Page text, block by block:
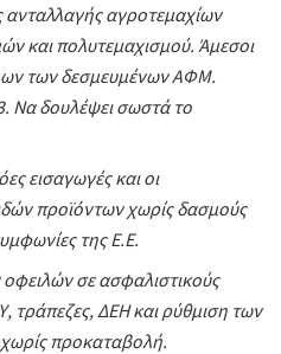
ανταλλαγής αγροτεμαχίων
και πολυτεμαχισμού. Άμεσοι
των δεσμευμένων ΑΦΜ.
Να δουλέψει σωστά το
εισαγωγές και οι
προϊόντων χωρίς δασμούς
της Ε.Ε.
σε ασφαλιστικούς
τράπεζες, ΔΕΗ και ρύθμιση των
προκαταβολή.